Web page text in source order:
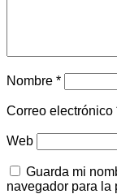
Nombre *
Correo electrónico
Web
Guarda mi
navegador para la